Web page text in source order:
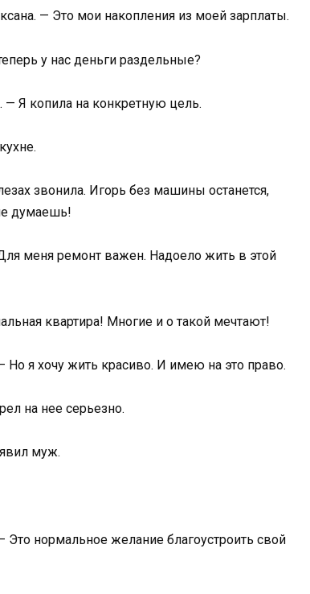
— Это мои накопления из моей зарплаты.
у нас деньги раздельные?
— Я копила на конкретную цель.
звонила. Игорь без машины останется,
думаешь!
меня ремонт важен. Надоело жить в этой
квартира! Многие и о такой мечтают!
я хочу жить красиво. И имею на это право.
на нее серьезно.
муж.
нормальное желание благоустроить свой